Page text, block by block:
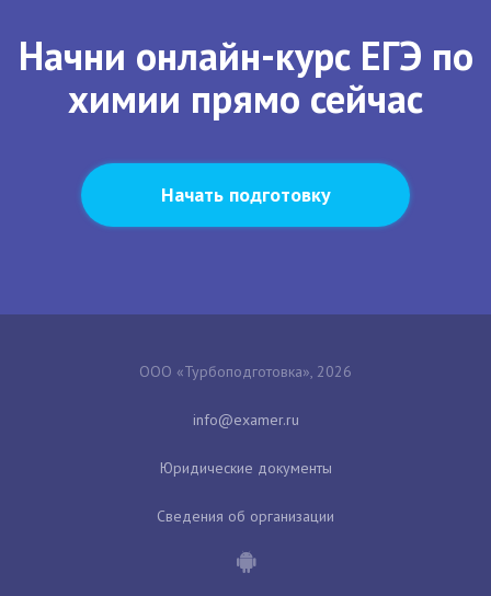
Начни онлайн-курс ЕГЭ по
химии прямо сейчас
Начать подготовку
ООО «Турбоподготовка», 2026
Юридические документы
Сведения об организации